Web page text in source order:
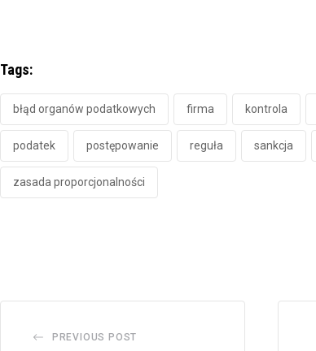
Tags:
błąd organów podatkowych firma kontrola
podatek postępowanie reguła sankcja
zasada proporcjonalności
PREVIOUS POST